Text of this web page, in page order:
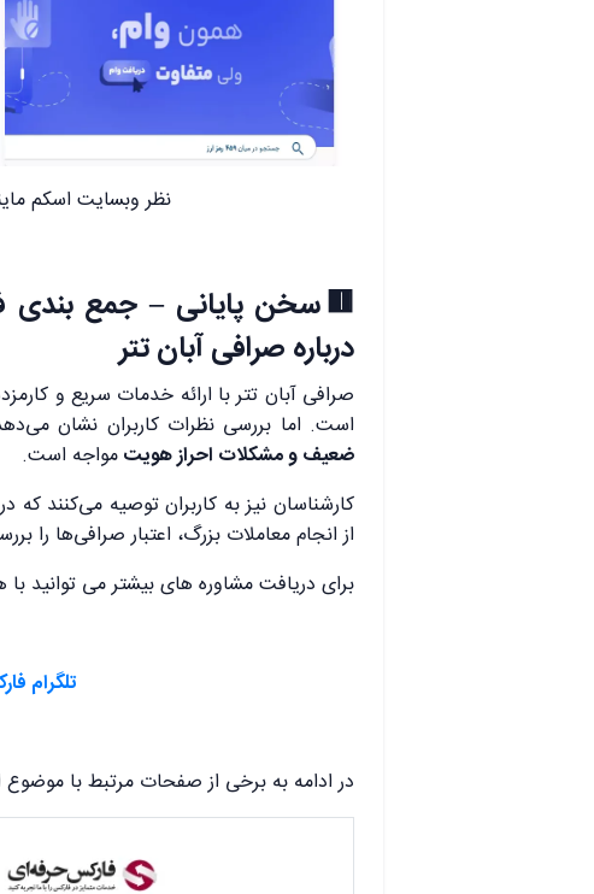
نظر وبسایت اسکم
🟥سخن پایانی – جمع بندی
درباره صرافی آبان تتر
صرافی آبان تتر با ارائه خدمات سریع و
است. اما بررسی نظرات کاربران نشان
ضعیف و مشکلات احراز هویتمواجه است.
کارشناسان نیز به کاربران توصیه می‌کنند که
از انجام معاملات بزرگ، اعتبار صرافی‌ها را
برای دریافت مشاوره های بیشتر می توانید با
تلگرام
در ادامه به برخی از صفحات مرتبط با